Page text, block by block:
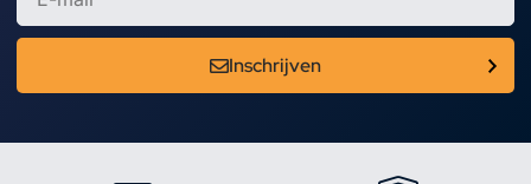
Inschrijven